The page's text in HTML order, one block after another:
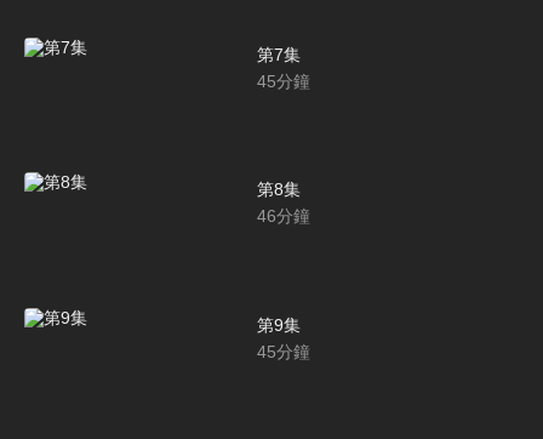
第7集
45分鐘
第8集
46分鐘
第9集
45分鐘